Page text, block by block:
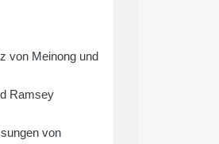
von Meinong und
Ramsey
von